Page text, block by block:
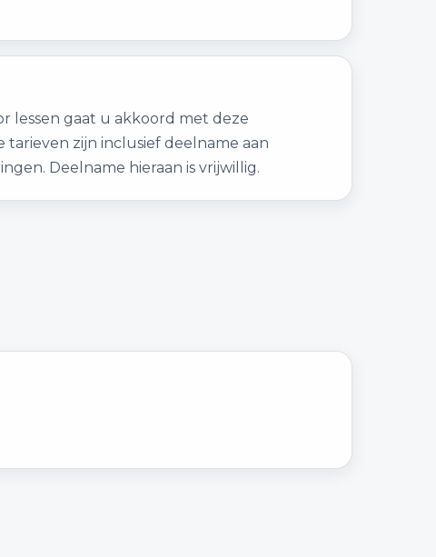
lessen gaat u akkoord met deze
tarieven zijn inclusief deelname aan
Deelname hieraan is vrijwillig.